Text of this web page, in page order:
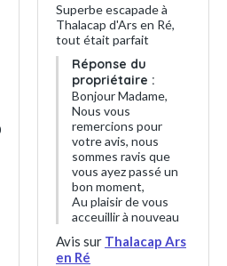
Superbe escapade à
Thalacap d'Ars en Ré,
tout était parfait
Réponse du
propriétaire :
Bonjour Madame,
Nous vous
remercions pour
votre avis, nous
sommes ravis que
vous ayez passé un
bon moment,
Au plaisir de vous
acceuillir à nouveau
Avis sur Thalacap Ars
en Ré